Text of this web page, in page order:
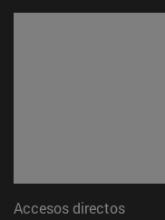
Accesos directos